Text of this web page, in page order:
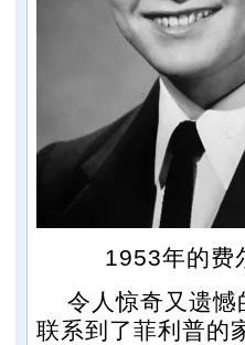
1953年的费
令人惊奇又遗憾
联系到了菲利普的